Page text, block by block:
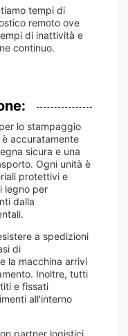
tempi di
remoto ove
di inattività e
continuo.
lo stampaggio
accuratamente
sicura e una
Ogni unità è
protettivi e
legno per
dalla
a spedizioni
di
la macchina arrivi
Inoltre, tutti
e fissati
all'interno
partner logistici